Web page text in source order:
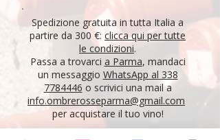
Spedizione gratuita in tutta Italia a
partire da 300 €: clicca qui per tutte
le condizioni.
Passa a trovarci a Parma, mandaci
un messaggio WhatsApp al 338
7784446 o scrivici una mail a
info.ombrerosseparma@gmail.com
per acquistare il tuo vino!